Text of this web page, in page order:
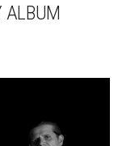
ALBUM